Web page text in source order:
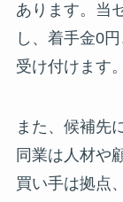
あります。当
し、着手金0
受け付けます。
また、候補先
同業は人材や
買い手は拠点